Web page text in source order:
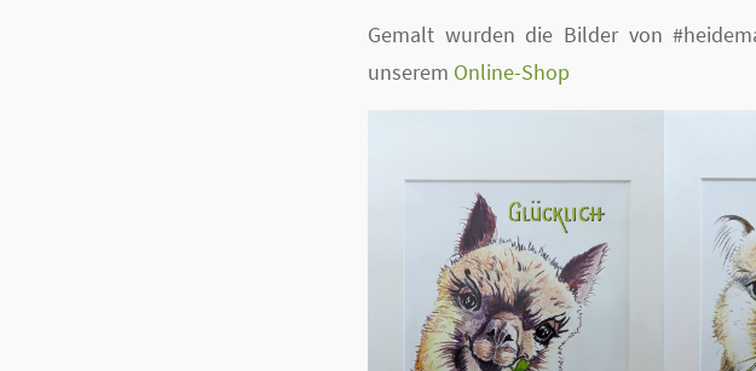
Gemalt wurden die Bilder von
unserem Online-Shop